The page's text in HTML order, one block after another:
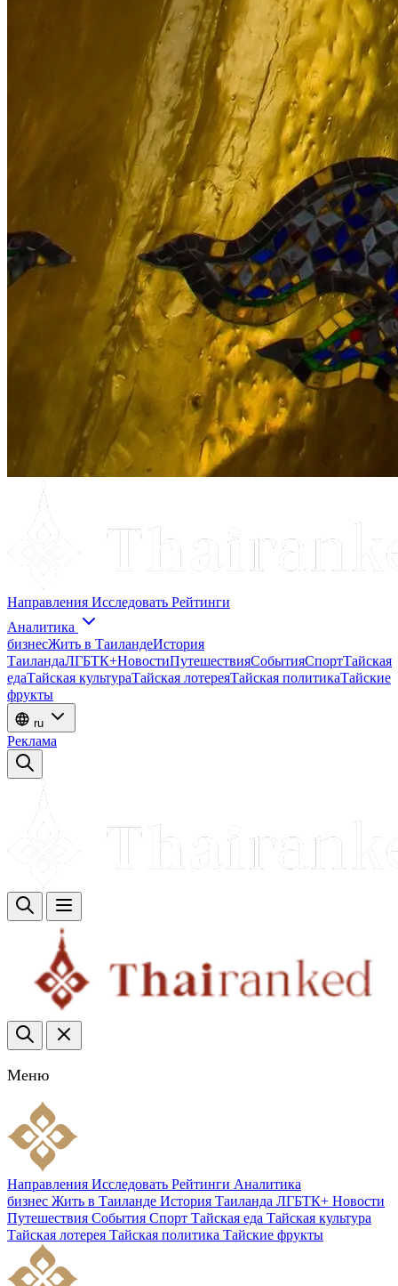
Направления Исследовать Рейтинги
Аналитика
бизнесЖить в ТаиландеИстория
ТаиландаЛГБТК+НовостиПутешествияСобытияСпортТайская
едаТайская культураТайская лотереяТайская политикаТайские
фрукты
ru
Реклама
Меню
Направления Исследовать Рейтинги Аналитика
бизнес Жить в Таиланде История Таиланда ЛГБТК+ Новости
Путешествия События Спорт Тайская еда Тайская культура
Тайская лотерея Тайская политика Тайские фрукты